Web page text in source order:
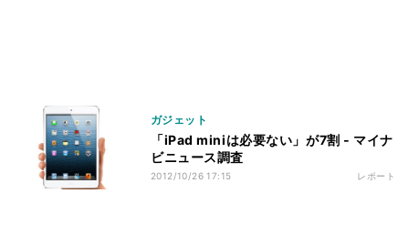
ガジェット
「iPad miniは必要ない」が7割 - マイナ
ビニュース調査
2012/10/26 17:15 レポート